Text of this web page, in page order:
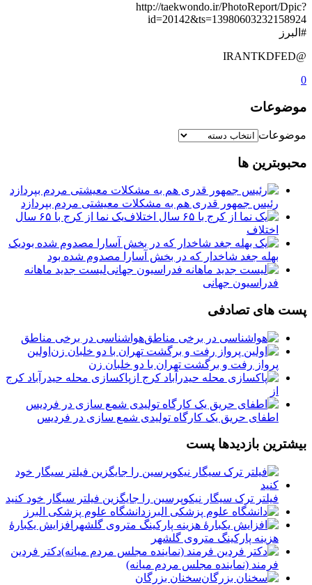
http://taekwondo.ir/PhotoReport/Dpic?
id=20142&ts=13980603232158924
#البرز
@IRANTKDFED
0
موضوعات
موضوعات
محبوبترین ها
رئیس جمهور قدری هم به مشکلات معیشتی مردم بپردازد
یک نما از کرج با ۶۵ سال
اختلاف
یک
بهله جغد شاخدار که در بخش آسارا مصدوم شده بود
لیست جدید ماهانه
فدراسیون جهانی
پست های تصادفی
️هواشناسی ️در برخی مناطق
اولین
پرواز رفت و برگشت تهران با دو خلبان زن
پاکسازی محله حیدرآباد کرج
از
اطفای حریق یک کارگاه تولیدی شمع سازی در فردیس
بیشترین بازدیدها پست
فیلتر ترک سیگار نیکوپرسین را جایگزین فیلتر سیگار خود کنید
دانشگاه علوم پزشکی البرز
افزایش یکبارۀ
هزینه پارکینگ متروی گلشهر
دكتر فردين
فرمند (نماينده مجلس مردم میانه)
سخنان بزرگان